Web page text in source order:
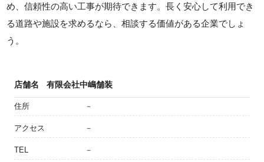
め、信頼性の高い工事が期待できます。長く安心して利用でき
る道路や施設を求めるなら、相談する価値がある企業でしょ
う。
店舗名 有限会社中嶋舗装
住所 －
アクセス －
TEL －